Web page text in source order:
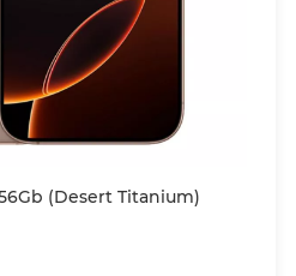
(Desert Titanium)